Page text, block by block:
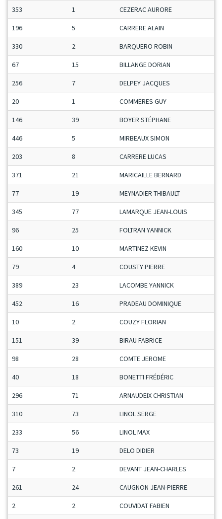
353 1 CEZERAC AURORE
196 5 CARRERE ALAIN
330 2 BARQUERO ROBIN
67 15 BILLANGE DORIAN
256 7 DELPEY JACQUES
20 1 COMMERES GUY
146 39 BOYER STÉPHANE
446 5 MIRBEAUX SIMON
203 8 CARRERE LUCAS
371 21 MARICAILLE BERNARD
77 19 MEYNADIER THIBAULT
345 77 LAMARQUE JEAN-LOUIS
96 25 FOLTRAN YANNICK
160 10 MARTINEZ KEVIN
79 4 COUSTY PIERRE
389 23 LACOMBE YANNICK
452 16 PRADEAU DOMINIQUE
10 2 COUZY FLORIAN
151 39 BIRAU FABRICE
98 28 COMTE JEROME
40 18 BONETTI FRÉDÉRIC
296 71 ARNAUDEIX CHRISTIAN
310 73 LINOL SERGE
233 56 LINOL MAX
73 19 DELO DIDIER
7 2 DEVANT JEAN-CHARLES
261 24 CAUGNON JEAN-PIERRE
2 2 COUVIDAT FABIEN